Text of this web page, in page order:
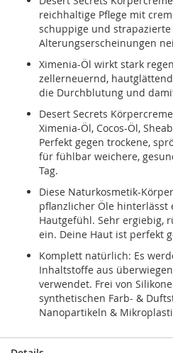
reichhaltige Pflege mit
schuppige und
Alterungserscheinungen
Ximenia-Öl wirkt stark
zellerneuernd,
die Durchblutung und
Desert Secrets
Ximenia-Öl, Cocos-Öl,
Perfekt gegen trockene,
für fühlbar weichere,
Tag.
Diese Naturkosmetik-
pflanzlicher Öle hinterlässt
Hautgefühl. Sehr ergiebig,
ein. Deine Haut ist perfekt
Komplett natürlich: Es
Inhaltstoffe aus
verwendet. Frei von
synthetischen Farb- &
Nanopartikeln &